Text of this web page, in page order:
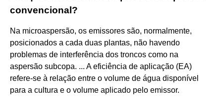
convencional?
Na microaspersão, os emissores são, normalmente,
posicionados a cada duas plantas, não havendo
problemas de interferência dos troncos como na
aspersão subcopa. ... A eficiência de aplicação (EA)
refere-se à relação entre o volume de água disponível
para a cultura e o volume aplicado pelo emissor.